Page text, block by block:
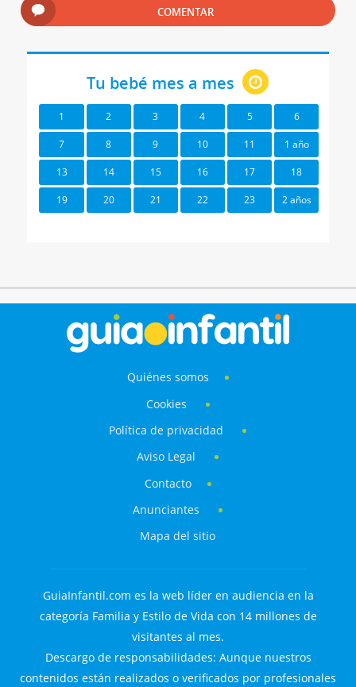
COMENTAR
Tu bebé mes a mes
1 2 3 4 5 6
7 8 9 10 11 1 año
13 14 15 16 17 18
19 20 21 22 23 2 años
Quiénes somos
Cookies
Política de privacidad
Aviso Legal
Contacto
Anunciantes
Mapa del sitio
GuiaInfantil.com es la web líder en audiencia en la
categoría Familia y Estilo de Vida con 14 millones de
visitantes al mes.
Descargo de responsabilidades: Aunque nuestros
contenidos están realizados o verificados por profesionales